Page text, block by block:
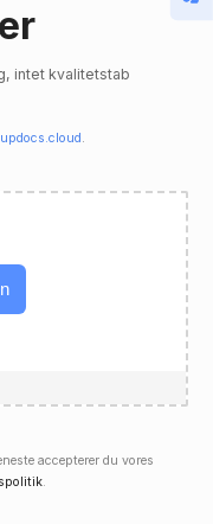
intet kvalitetstab
.
accepterer du vores
.